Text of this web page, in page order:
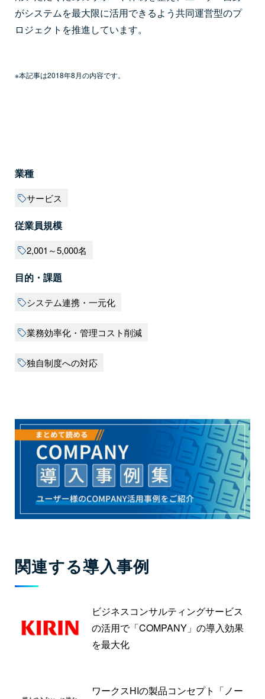
がシステムを最大限に活用できるよう共同運営型のプ
ロジェクトを推進しています。
※本記事は2018年8月の内容です。
業種
サービス
従業員規模
2,001～5,000名
目的・課題
システム連携・一元化
業務効率化・管理コスト削減
独自制度への対応
関連する導入事例
ビジネスコンサルティングサービス
の活用で「COMPANY」の導入効果
を最大化
ワークスHIの製品コンセプト「ノー